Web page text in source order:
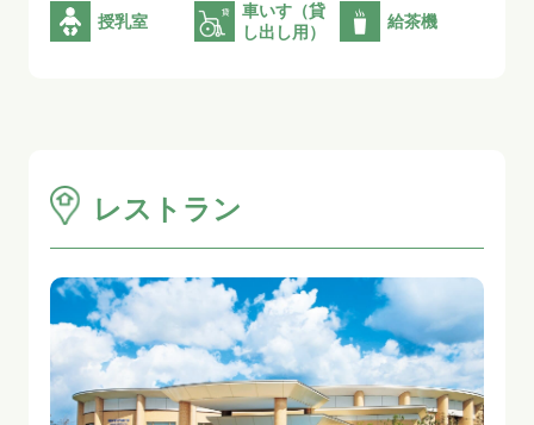
授乳室
車いす（貸
し出し用）
給茶機
レストラン